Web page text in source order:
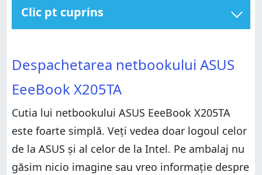
Clic pt cuprins
Utilizarea lui ASUS EeeBook X205TA
Aplicațiile preinstalate pe ASUS EeeBook X205TA
Performanța în teste sintetice
Verdict
Specificațiile Hardware
Utilizarea lui ASUS EeeBook X205TA
Aplicațiile preinstalate pe ASUS EeeBook X205TA
Performanța în teste sintetice
Verdict
Despachetarea netbookului ASUS
EeeBook X205TA
Cutia lui netbookului ASUS EeeBook X205TA
este foarte simplă. Veți vedea doar logoul celor
de la ASUS și al celor de la Intel. Pe ambalaj nu
găsim nicio imagine sau vreo informație despre